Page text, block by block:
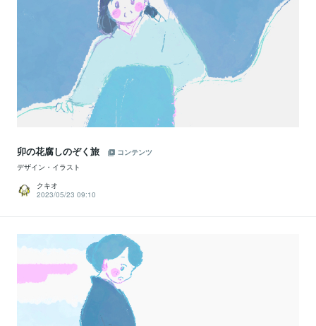
卯の花腐しのぞく旅
コンテンツ
デザイン・イラスト
クキオ
2023/05/23 09:10